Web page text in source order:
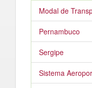
Modal de
Pernambuco
Sergipe
Sistema